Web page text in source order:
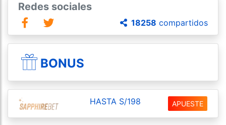
Redes sociales
18258 compartidos
BONUS
HASTA S/198 APUESTE